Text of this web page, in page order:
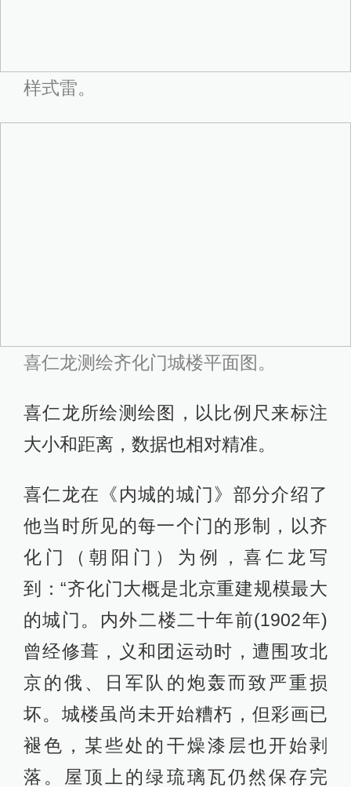
样式雷。
喜仁龙测绘齐化门城楼平面图。
喜仁龙所绘测绘图，以比例尺来标注
大小和距离，数据也相对精准。
喜仁龙在《内城的城门》部分介绍了
他当时所见的每一个门的形制，以齐
化门（朝阳门）为例，喜仁龙写
到：“齐化门大概是北京重建规模最大
的城门。内外二楼二十年前(1902年)
曾经修葺，义和团运动时，遭围攻北
京的俄、日军队的炮轰而致严重损
坏。城楼虽尚未开始糟朽，但彩画已
褪色，某些处的干燥漆层也开始剥
落。屋顶上的绿琉璃瓦仍然保存完